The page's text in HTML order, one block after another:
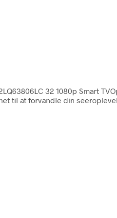
32 1080p Smart
til at forvandle din